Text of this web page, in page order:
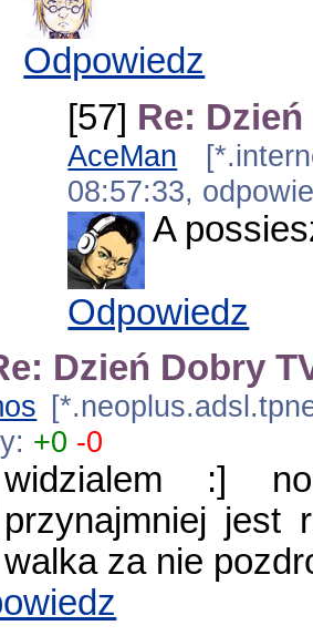
Odpowiedz
[57] Re:
AceMan
08:57:33,
A
Odpowiedz
Dzień Dobry
+0 -0
widzialem :]
przynajmniej jest
walka za nie